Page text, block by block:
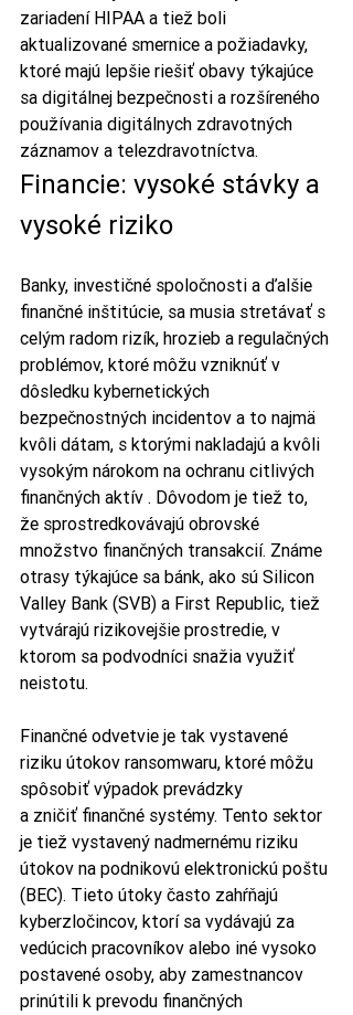
zariadení HIPAA a tiež boli
aktualizované smernice a požiadavky,
ktoré majú lepšie riešiť obavy týkajúce
sa digitálnej bezpečnosti a rozšíreného
používania digitálnych zdravotných
záznamov a telezdravotníctva.
Financie: vysoké stávky a
vysoké riziko
Banky, investičné spoločnosti a ďalšie
finančné inštitúcie, sa musia stretávať s
celým radom rizík, hrozieb a regulačných
problémov, ktoré môžu vzniknúť v
dôsledku kybernetických
bezpečnostných incidentov a to najmä
kvôli dátam, s ktorými nakladajú a kvôli
vysokým nárokom na ochranu citlivých
finančných aktív . Dôvodom je tiež to,
že sprostredkovávajú obrovské
množstvo finančných transakcií. Známe
otrasy týkajúce sa bánk, ako sú Silicon
Valley Bank (SVB) a First Republic, tiež
vytvárajú rizikovejšie prostredie, v
ktorom sa podvodníci snažia využiť
neistotu.
Finančné odvetvie je tak vystavené
riziku útokov ransomwaru, ktoré môžu
spôsobiť výpadok prevádzky
a zničiť finančné systémy. Tento sektor
je tiež vystavený nadmernému riziku
útokov na podnikovú elektronickú poštu
(BEC). Tieto útoky často zahŕňajú
kyberzločincov, ktorí sa vydávajú za
vedúcich pracovníkov alebo iné vysoko
postavené osoby, aby zamestnancov
prinútili k prevodu finančných